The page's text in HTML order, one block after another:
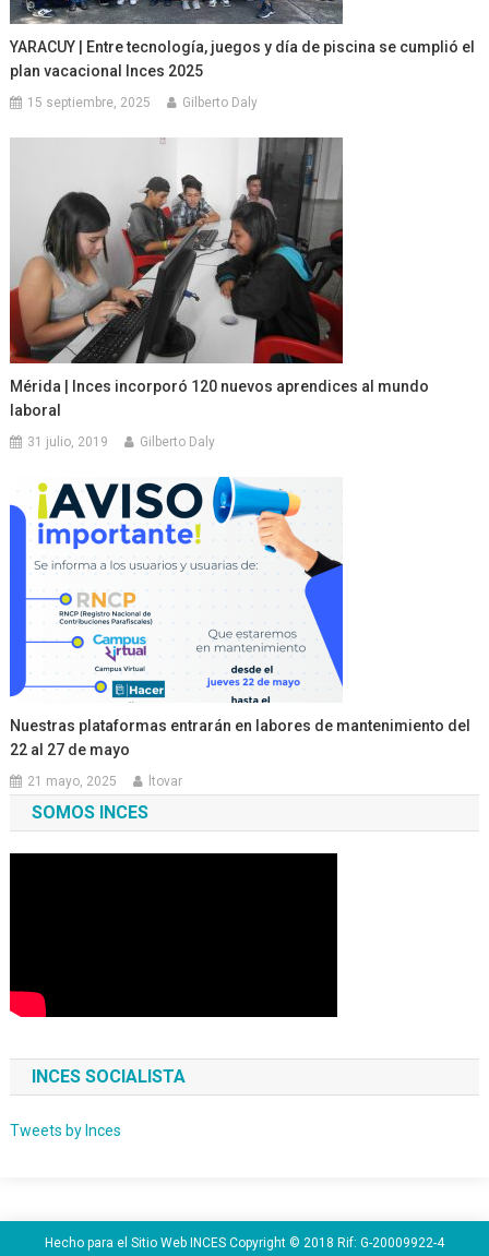
YARACUY | Entre tecnología, juegos y día de piscina se cumplió el
plan vacacional Inces 2025
15 septiembre, 2025 Gilberto Daly
Mérida | Inces incorporó 120 nuevos aprendices al mundo
laboral
31 julio, 2019 Gilberto Daly
Nuestras plataformas entrarán en labores de mantenimiento del
22 al 27 de mayo
21 mayo, 2025 ltovar
SOMOS INCES
INCES SOCIALISTA
Tweets by Inces
Hecho para el Sitio Web INCES Copyright © 2018 Rif: G-20009922-4